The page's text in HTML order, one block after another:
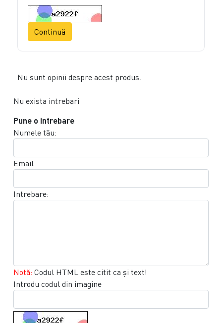
Continuă
Nu sunt opinii despre acest produs.
Nu exista intrebari
Pune o intrebare
Numele tău:
Email
Intrebare:
Notă: Codul HTML este citit ca şi text!
Introdu codul din imagine